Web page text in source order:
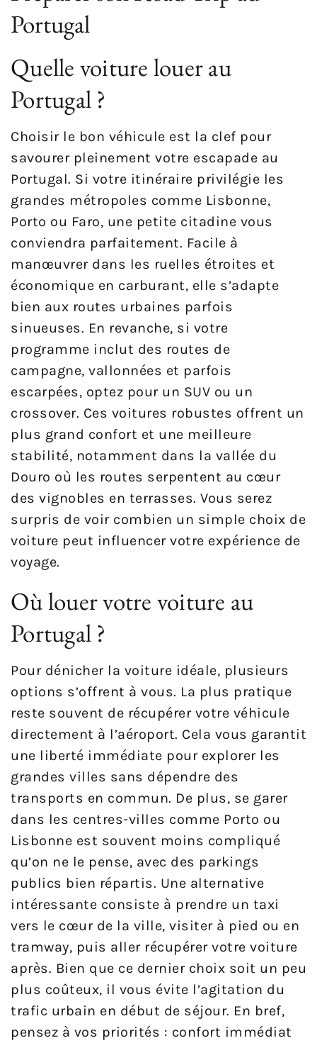
Portugal
Quelle voiture louer au
Portugal ?
Choisir le bon véhicule est la clef pour
savourer pleinement votre escapade au
Portugal. Si votre itinéraire privilégie les
grandes métropoles comme Lisbonne,
Porto ou Faro, une petite citadine vous
conviendra parfaitement. Facile à
manœuvrer dans les ruelles étroites et
économique en carburant, elle s’adapte
bien aux routes urbaines parfois
sinueuses. En revanche, si votre
programme inclut des routes de
campagne, vallonnées et parfois
escarpées, optez pour un SUV ou un
crossover. Ces voitures robustes offrent un
plus grand confort et une meilleure
stabilité, notamment dans la vallée du
Douro où les routes serpentent au cœur
des vignobles en terrasses. Vous serez
surpris de voir combien un simple choix de
voiture peut influencer votre expérience de
voyage.
Où louer votre voiture au
Portugal ?
Pour dénicher la voiture idéale, plusieurs
options s’offrent à vous. La plus pratique
reste souvent de récupérer votre véhicule
directement à l’aéroport. Cela vous garantit
une liberté immédiate pour explorer les
grandes villes sans dépendre des
transports en commun. De plus, se garer
dans les centres-villes comme Porto ou
Lisbonne est souvent moins compliqué
qu’on ne le pense, avec des parkings
publics bien répartis. Une alternative
intéressante consiste à prendre un taxi
vers le cœur de la ville, visiter à pied ou en
tramway, puis aller récupérer votre voiture
après. Bien que ce dernier choix soit un peu
plus coûteux, il vous évite l’agitation du
trafic urbain en début de séjour. En bref,
pensez à vos priorités : confort immédiat